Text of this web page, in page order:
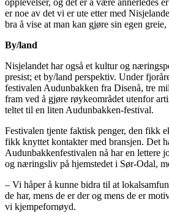
opplevelser, og det er å være annerledes
er noe av det vi er ute etter med
bra å vise at man kan gjøre sin egen
By/land
Nisjelandet har også et kultur og
presist; et by/land perspektiv. Under
festivalen Audunbakken fra Disenå, tre
fram ved å gjøre røykeområdet utenfor
teltet til en liten Audunbakken-festival.
Festivalen tjente faktisk penger, den fikk
fikk knyttet kontakter med bransjen. Det
Audunbakkenfestivalen nå har en lettere
og næringsliv på hjemstedet i Sør-Odal,
– Vi håper å kunne bidra til at
de har, mens de er der og mens de er
vi kjempefornøyd.